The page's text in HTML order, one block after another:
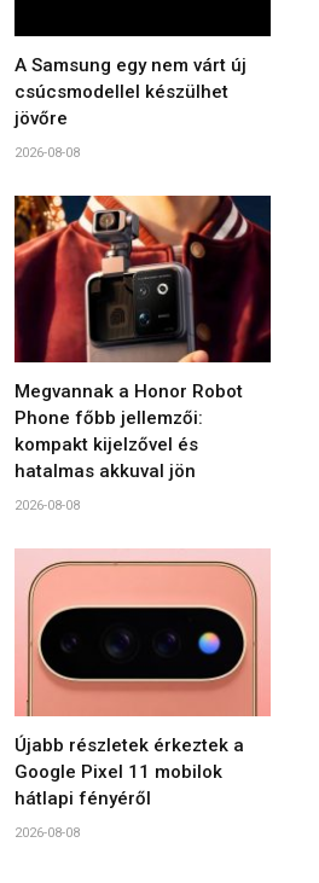
A Samsung egy nem várt új
csúcsmodellel készülhet
jövőre
2026-08-08
Megvannak a Honor Robot
Phone főbb jellemzői:
kompakt kijelzővel és
hatalmas akkuval jön
2026-08-08
Újabb részletek érkeztek a
Google Pixel 11 mobilok
hátlapi fényéről
2026-08-08